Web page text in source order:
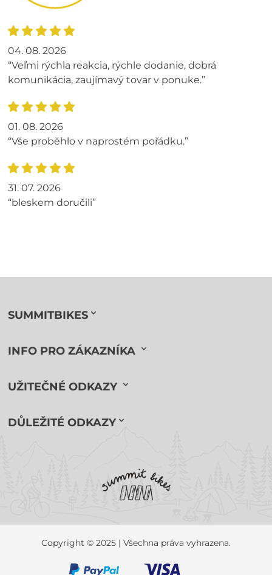
04. 08. 2026
“Veľmi rýchla reakcia, rýchle dodanie, dobrá
komunikácia, zaujímavý tovar v ponuke.”
01. 08. 2026
“Vše proběhlo v naprostém pořádku.”
31. 07. 2026
“bleskem doručili”
SUMMITBIKES
INFO PRO ZÁKAZNÍKA
UŽITEČNÉ ODKAZY
DŮLEŽITÉ ODKAZY
Copyright © 2025 | Všechna práva vyhrazena.